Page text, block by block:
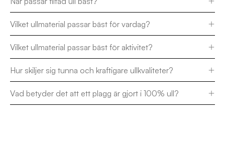
Vilket ullmaterial passar bäst för vardag?
Vilket ullmaterial passar bäst för aktivitet?
Hur skiljer sig tunna och kraftigare ullkvaliteter?
Vad betyder det att ett plagg är gjort i 100% ull?